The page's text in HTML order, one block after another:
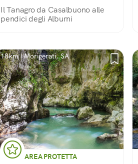
Il Tanagro da Casalbuono alle
pendici degli Alburni
18km | Morigerati, SA
AREA PROTETTA